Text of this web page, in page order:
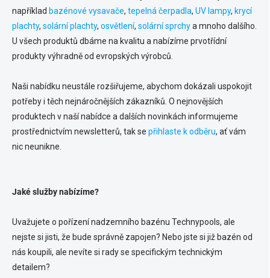
například bazénové vysavače, tepelná čerpadla, UV lampy, krycí
plachty, solární plachty, osvětlení, solární sprchya mnoho dalšího.
U všech produktů dbáme na kvalitu a nabízíme prvotřídní
produkty výhradně od evropských výrobců.
Naši nabídku neustále rozšiřujeme, abychom dokázali uspokojit
potřeby i těch nejnáročnějších zákazníků. O nejnovějších
produktech v naší nabídce a dalších novinkách informujeme
prostřednictvím newsletterů, tak se přihlaste k odběru, ať vám
nic neunikne.
Jaké služby nabízíme?
Uvažujete o pořízení nadzemního bazénu Technypools, ale
nejste si jisti, že bude správně zapojen? Nebo jste si již bazén od
nás koupili, ale nevíte si rady se specifickým technickým
detailem?